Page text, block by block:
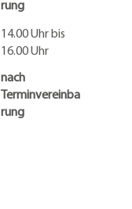
rung
14.00 Uhr bis
16.00 Uhr
nach
Terminvereinba
rung